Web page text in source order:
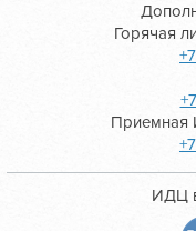
Горячая
Приемная
ИДЦ